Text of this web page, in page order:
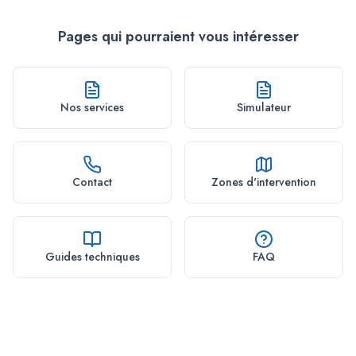
Pages qui pourraient vous intéresser
Nos services Simulateur
Contact Zones d'intervention
Guides techniques FAQ